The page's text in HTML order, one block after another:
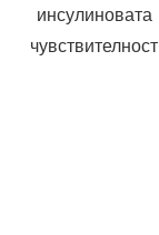
инсулиновата
чувствителност